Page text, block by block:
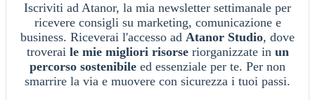
Iscriviti ad Atanor, la mia newsletter settimanale per
ricevere consigli su marketing, comunicazione e
business. Riceverai l'accesso ad Atanor Studio, dove
troverai le mie migliori risorseriorganizzate in un
percorso sostenibile ed essenziale per te. Per non
smarrire la via e muovere con sicurezza i tuoi passi.